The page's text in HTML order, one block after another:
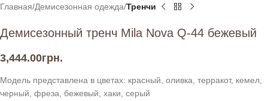
Главная Демисезонная одежда Тренчи
Демисезонный тренч Mila Nova Q-44 бежевый
3,444.00грн.
Модель представлена в цветах: красный, оливка, терракот, кемел,
черный, фреза, бежевый, хаки, серый